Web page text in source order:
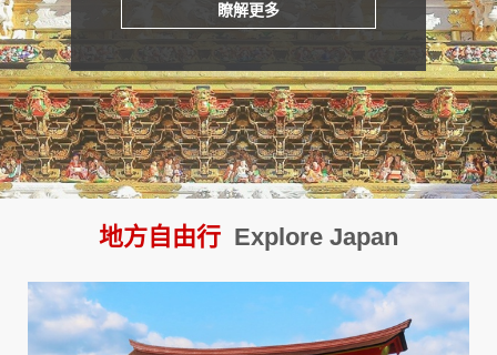
【東武鐵道】日光 ‧ 鬼怒川
瞭解更多
地方自由行 Explore Japan